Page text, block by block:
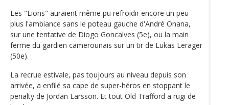
Les "Lions" auraient même pu refroidir encore un peu
plus l'ambiance sans le poteau gauche d'André Onana,
sur une tentative de Diogo Goncalves (5e), ou la main
ferme du gardien camerounais sur un tir de Lukas Lerager
(50e).
La recrue estivale, pas toujours au niveau depuis son
arrivée, a enfilé sa cape de super-héros en stoppant le
penalty de Jordan Larsson. Et tout Old Trafford a rugi de